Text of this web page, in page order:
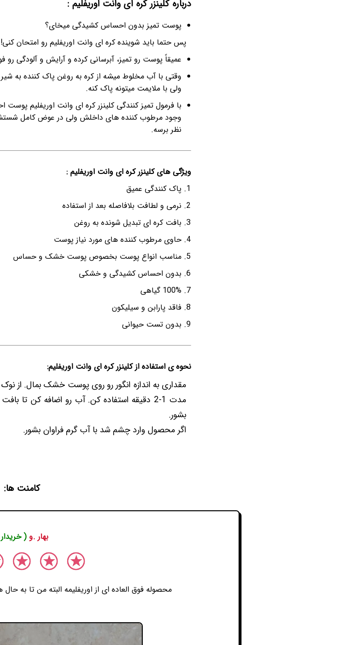
درباره کلینزر کره ای وانت اوریفلیم :
پوست تمیز بدون احساس کشیدگی میخای؟
پس حتما باید شوینده کره ای وانت اوریفلیم رو امتحان کنی!
عمیقاً پوست رو تمیز، آبرسانی کرده و آرایش و آلودگی رو
وقتی با آب مخلوط میشه از کره به روغن پاک کننده به
ولی با ملایمت میتونه پاک کنه.
با فرمول تمیز کنندگی کلینزر کره ای وانت اوریفلیم
وجود مرطوب کننده های داخلش ولی در عوض کامل
نظر برسه.
ویژگی های کلینزر کره ای وانت اوریفلیم :
پاک کنندگی عمیق
نرمی و لطافت بلافاصله بعد از استفاده
بافت کره ای تبدیل شونده به روغن
حاوی مرطوب کننده های مورد نیاز پوست
مناسب انواع پوست بخصوص پوست خشک و حساس
بدون احساس کشیدگی و خشکی
100% گیاهی
فاقد پارابن و سیلیکون
بدون تست حیوانی
نحوه ی استفاده از کلینزر کره ای وانت اوریفلیم:
مقداری به اندازه انگور رو روی پوست خشک بمال. از
مدت 1-2 دقیقه استفاده کن. آب رو اضافه کن
بشور.
اگر محصول وارد چشم شد با آب گرم فراوان بشور.
کامنت ها:
بهار .و(
محصوله فوق العاده ای از اوریفلیمه البته من تا به